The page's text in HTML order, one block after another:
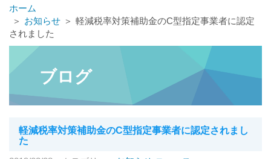
ホーム
＞ お知らせ ＞ 軽減税率対策補助金のC型指定事業者に認定
されました
ブログ
軽減税率対策補助金のC型指定事業者に認定されまし
た